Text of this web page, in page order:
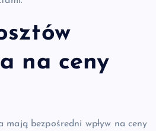
na ceny
mają bezpośredni wpływ na ceny